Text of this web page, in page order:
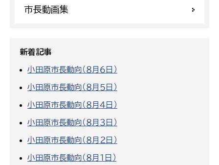
市長動画集
新着記事
小田原市長動向（８月６日）
小田原市長動向（８月５日）
小田原市長動向（８月４日）
小田原市長動向（８月３日）
小田原市長動向（８月２日）
小田原市長動向（８月１日）